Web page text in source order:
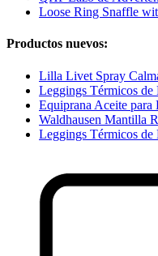
Loose Ring Snaffle
Productos nuevos:
Lilla Livet Spray
Leggings Térmicos
Equiprana Aceite para
Waldhausen Mantilla
Leggings Térmicos de